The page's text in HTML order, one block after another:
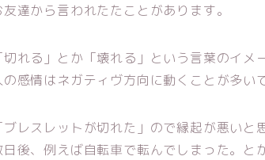
友達から言われたたことがあります。
切れる」とか「壊れる」という言葉のイメ
の感情はネガティヴ方向に動くことが多い
ブレスレットが切れた」ので縁起が悪いと
日後、例えば自転車で転んでしまった。と